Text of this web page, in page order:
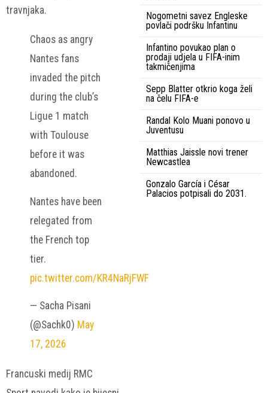
travnjaka.
Chaos as angry
Nantes fans
invaded the pitch
during the club’s
Ligue 1 match
with Toulouse
before it was
abandoned.
Nantes have been
relegated from
the French top
tier.
pic.twitter.com/KR4NaRjFWF
— Sacha Pisani
(@Sachk0) May
17, 2026
Francuski medij RMC
Nogometni savez Engleske
povlači podršku Infantinu
Infantino povukao plan o
prodaji udjela u FIFA-inim
takmičenjima
Sepp Blatter otkrio koga želi
na čelu FIFA-e
Randal Kolo Muani ponovo u
Juventusu
Matthias Jaissle novi trener
Newcastlea
Gonzalo García i César
Palacios potpisali do 2031.